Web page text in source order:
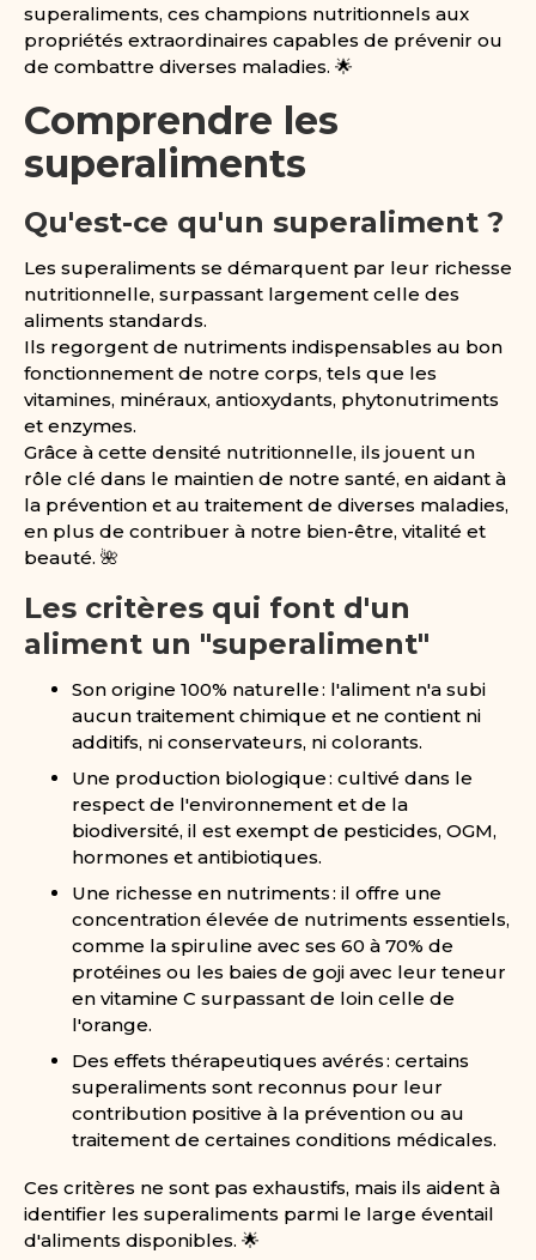
superaliments, ces champions nutritionnels aux
propriétés extraordinaires capables de prévenir ou
de combattre diverses maladies. 🌟
Comprendre les
superaliments
Qu'est-ce qu'un superaliment ?
Les superaliments se démarquent par leur richesse
nutritionnelle, surpassant largement celle des
aliments standards.
Ils regorgent de nutriments indispensables au bon
fonctionnement de notre corps, tels que les
vitamines, minéraux, antioxydants, phytonutriments
et enzymes.
Grâce à cette densité nutritionnelle, ils jouent un
rôle clé dans le maintien de notre santé, en aidant à
la prévention et au traitement de diverses maladies,
en plus de contribuer à notre bien-être, vitalité et
beauté. 🌺
Les critères qui font d'un
aliment un "superaliment"
Son origine 100% naturelle : l'aliment n'a subi
aucun traitement chimique et ne contient ni
additifs, ni conservateurs, ni colorants.
Une production biologique : cultivé dans le
respect de l'environnement et de la
biodiversité, il est exempt de pesticides, OGM,
hormones et antibiotiques.
Une richesse en nutriments : il offre une
concentration élevée de nutriments essentiels,
comme la spiruline avec ses 60 à 70% de
protéines ou les baies de goji avec leur teneur
en vitamine C surpassant de loin celle de
l'orange.
Des effets thérapeutiques avérés : certains
superaliments sont reconnus pour leur
contribution positive à la prévention ou au
traitement de certaines conditions médicales.
Ces critères ne sont pas exhaustifs, mais ils aident à
identifier les superaliments parmi le large éventail
d'aliments disponibles. 🌟